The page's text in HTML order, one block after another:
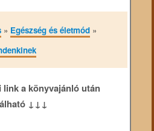
» Egészség és életmód»
a könyvajánló után
↓↓↓